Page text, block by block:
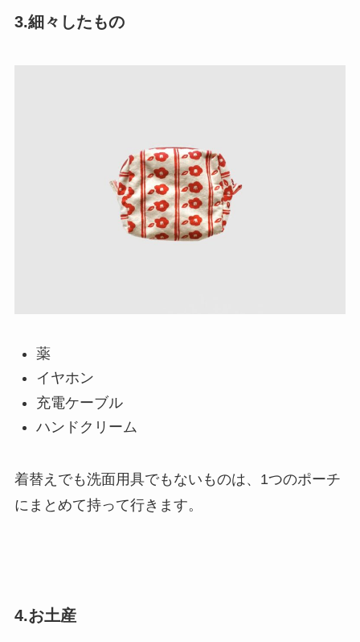
3.細々したもの
薬
イヤホン
充電ケーブル
ハンドクリーム
着替えでも洗面用具でもないものは、1つのポーチ
にまとめて持って行きます。
4.お土産